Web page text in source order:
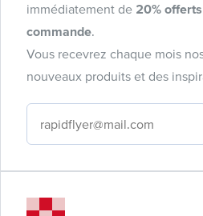
immédiatement de 20%
commande
Vous recevrez chaque mois
nouveaux produits et des